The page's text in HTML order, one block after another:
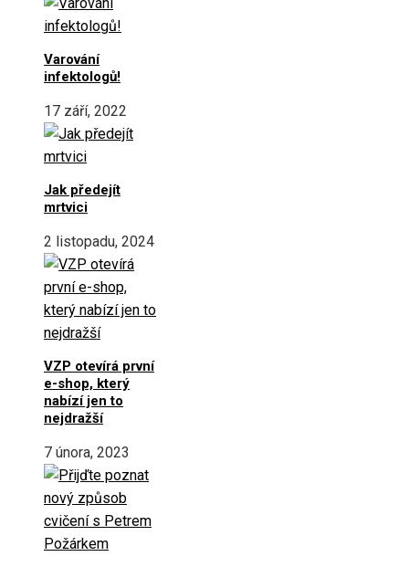
Varování
infektologů!
17 září, 2022
Jak předejít
mrtvici
2 listopadu, 2024
VZP otevírá první
e-shop, který
nabízí jen to
nejdražší
7 února, 2023